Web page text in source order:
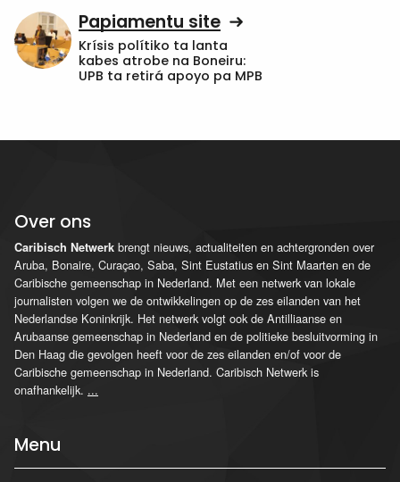
Papiamentu site
Krísis polítiko ta lanta
kabes atrobe na Boneiru:
UPB ta retirá apoyo pa MPB
Over ons
Caribisch Netwerk brengt nieuws, actualiteiten en achtergronden over
Aruba, Bonaire, Curaçao, Saba, Sint Eustatius en Sint Maarten en de
Caribische gemeenschap in Nederland. Met een netwerk van lokale
journalisten volgen we de ontwikkelingen op de zes eilanden van het
Nederlandse Koninkrijk. Het netwerk volgt ook de Antilliaanse en
Arubaanse gemeenschap in Nederland en de politieke besluitvorming in
Den Haag die gevolgen heeft voor de zes eilanden en/of voor de
Caribische gemeenschap in Nederland. Caribisch Netwerk is
onafhankelijk. ...
Menu